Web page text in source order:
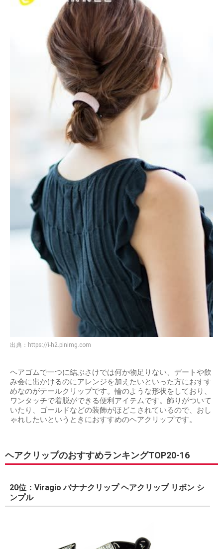
出典： https://i-h2.pinimg.com
ヘアゴムで一つに結ぶさけでは何か物足りない、デートや飲
み会に出かけるのにアレンジを加えたいといった方におすす
めなのがテールクリップです。輪のような形状をしており、
ワンタッチで着脱ができる便利アイテムです。飾りがついて
いたり、ゴールドなどの装飾がほどこされているので、おし
ゃれしたいというときにおすすめのヘアクリップです。
ヘアクリップのおすすめランキングTOP20-16
20位：Viragio バナナクリップ ヘアクリップ リボン シ
ンプル